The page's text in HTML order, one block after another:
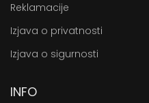
Reklamacije
Izjava o privatnosti
Izjava o sigurnosti
INFO